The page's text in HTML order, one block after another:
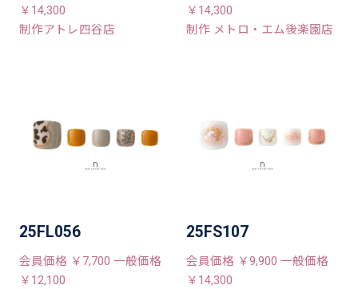
￥14,300
制作アトレ四谷店
￥14,300
制作 メトロ・エム後楽園店
25FL056
会員価格 ￥7,700 一般価格
￥12,100
25FS107
会員価格 ￥9,900 一般価格
￥14,300